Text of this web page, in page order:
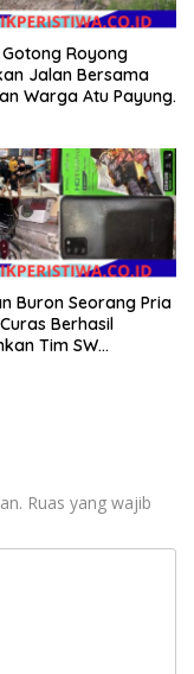
Gotong Royong
Jalan Bersama
Warga Atu Payung.
Buron Seorang Pria
Berhasil
Tim SW
Ruas yang wajib